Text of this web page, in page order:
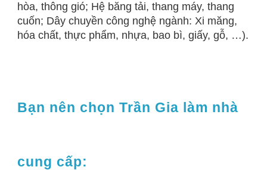
hòa, thông gió; Hệ băng tải, thang máy, thang
cuốn; Dây chuyền công nghệ ngành: Xi măng,
hóa chất, thực phẩm, nhựa, bao bì, giấy, gỗ, …).
Bạn nên chọn Trần Gia làm nhà
cung cấp: